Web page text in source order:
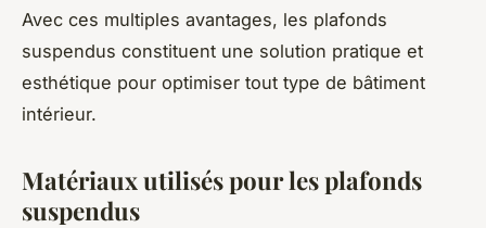
Avec ces multiples avantages, les plafonds
suspendus constituent une solution pratique et
esthétique pour optimiser tout type de bâtiment
intérieur.
Matériaux utilisés pour les plafonds
suspendus